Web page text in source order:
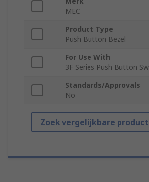
MEC
Product Type
Push Button Bezel
For Use With
3F Series Push Button
Standards/Approvals
No
Zoek vergelijkbare